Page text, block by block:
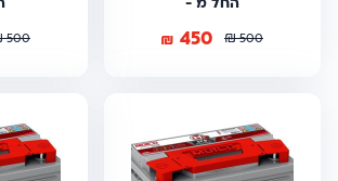
500
₪
450
₪
500